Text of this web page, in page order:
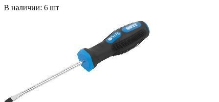
В наличии: 6 шт